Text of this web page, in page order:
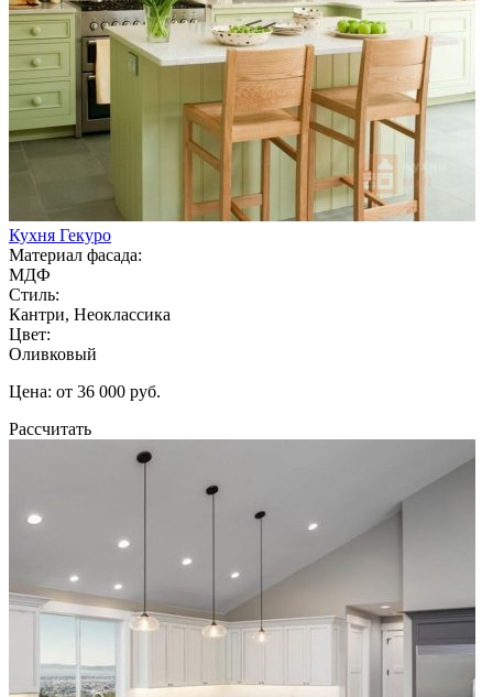
Кухня Гекуро
Материал фасада:
МДФ
Стиль:
Кантри, Неоклассика
Цвет:
Оливковый
Цена: от 36 000 руб.
Рассчитать